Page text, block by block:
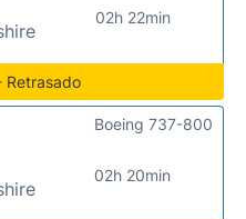
02h 22min
Retrasado
02h 20min
Boeing 737-800